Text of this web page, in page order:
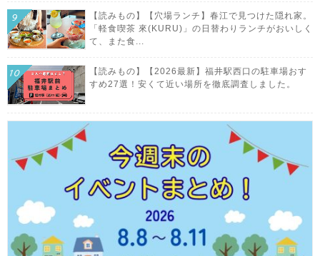
【読みもの】【穴場ランチ】春江で見つけた隠れ家。
「軽食喫茶 來(KURU)」の日替わりランチがおいしく
て、また食...
【読みもの】【2026最新】福井駅西口の駐車場おす
すめ27選！安くて近い場所を徹底調査しました。